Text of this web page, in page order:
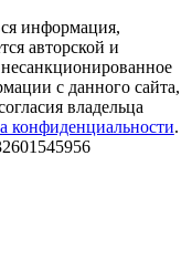
информация,
авторской и
с данного сайта,
владельца
конфиденциальности.